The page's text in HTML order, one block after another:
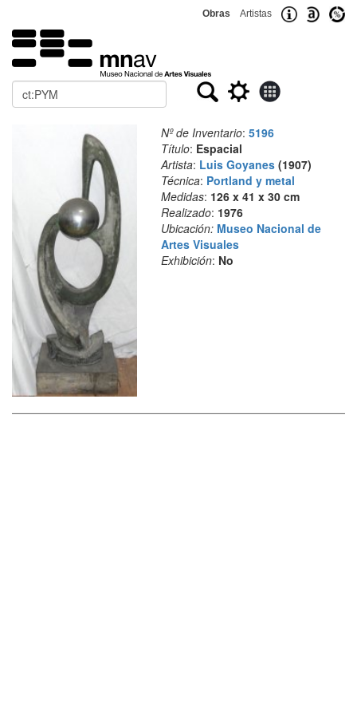
Obras Artistas
Buscar
Nº de Inventario: 5196
Título: Espacial
Artista: Luis Goyanes(1907)
Técnica: Portland y metal
Medidas: 126 x 41 x 30 cm
Realizado: 1976
Ubicación: Museo Nacional de
Artes Visuales
Exhibición: No